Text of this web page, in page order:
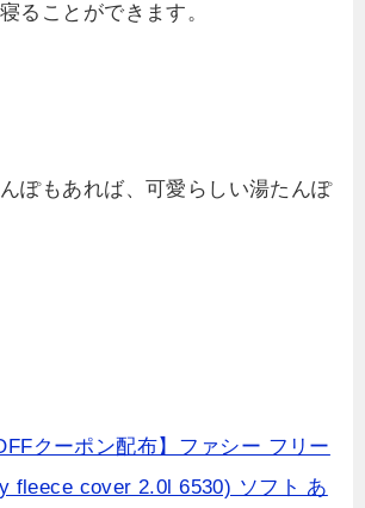
ることができます。
ぽもあれば、可愛らしい湯たんぽ
クーポン配布】ファシー フリー
fleece cover 2.0l 6530) ソフト あ